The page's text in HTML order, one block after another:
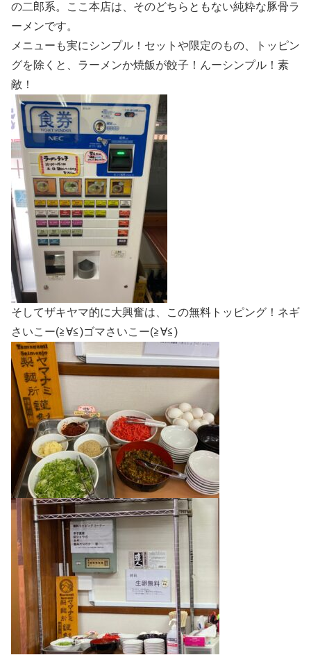
の二郎系。ここ本店は、そのどちらともない純粋な豚骨ラ
ーメンです。
メニューも実にシンプル！セットや限定のもの、トッピン
グを除くと、ラーメンか焼飯が餃子！んーシンプル！素
敵！
そしてザキヤマ的に大興奮は、この無料トッピング！ネギ
さいこー(≧∀≦)ゴマさいこー(≧∀≦)